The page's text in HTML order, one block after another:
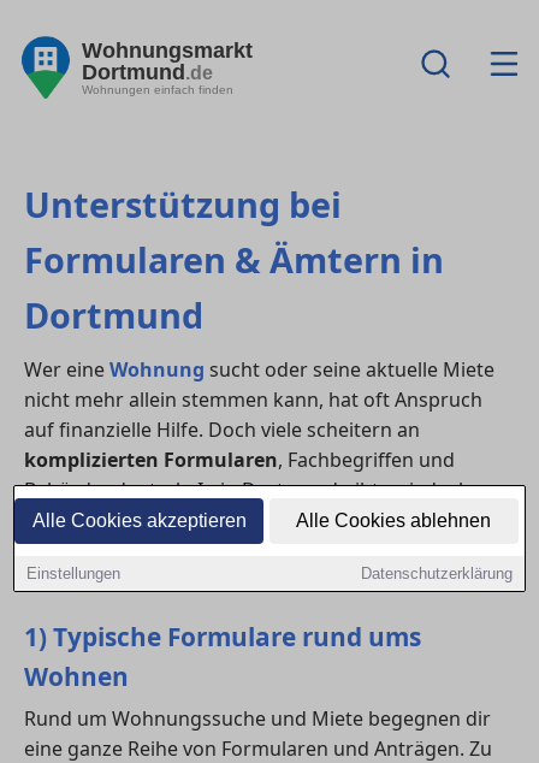
Alle Cookies akzeptieren Alle Cookies ablehnen
Einstellungen Datenschutzerklärung
Wohnungsmarkt
Dortmund.de
Wohnungen einfach finden
Unterstützung bei
Formularen & Ämtern in
Dortmund
Wer eineWohnung sucht oder seine aktuelle Miete
nicht mehr allein stemmen kann, hat oft Anspruch
auf finanzielle Hilfe. Doch viele scheitern an
komplizierten Formularen, Fachbegriffen und
Behördendeutsch. In in Dortmund gibt es jedoch
verschiedene Stellen, die dich beim Ausfüllen von
Anträgen und im Kontakt mit Ämtern unterstützen –
damit dein Antrag nicht an Formalitäten scheitert.
1) Typische Formulare rund ums
Wohnen
Rund um Wohnungssuche und Miete begegnen dir
eine ganze Reihe von Formularen und Anträgen. Zu